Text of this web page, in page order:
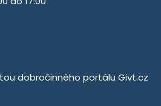
dobročinného portálu Givt.cz